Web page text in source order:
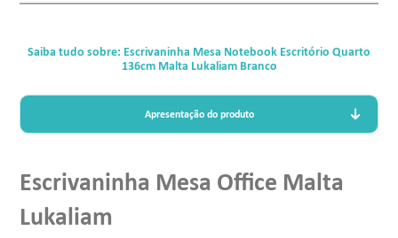
Saiba tudo sobre: Escrivaninha Mesa Notebook Escritório Quarto
136cm Malta Lukaliam Branco
Apresentação do produto
Escrivaninha Mesa Office Malta
Lukaliam